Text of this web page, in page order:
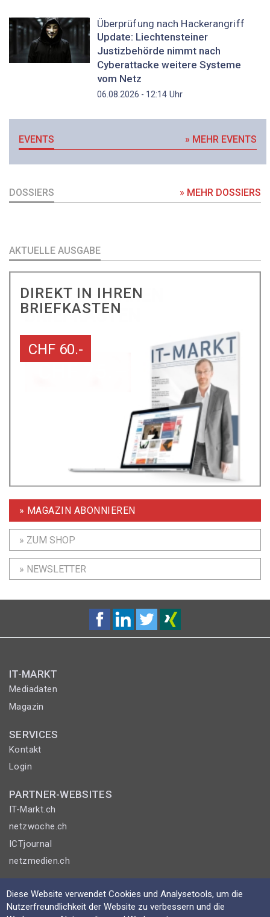
Überprüfung nach Hackerangriff
Update: Liechtensteiner
Justizbehörde nimmt nach
Cyberattacke weitere Systeme
vom Netz
06.08.2026 - 12:14Uhr
EVENTS » MEHR EVENTS
DOSSIERS » MEHR DOSSIERS
AKTUELLE AUSGABE
DIREKT IN IHREN
BRIEFKASTEN
CHF 60.-
» MAGAZIN ABONNIEREN
» ZUM SHOP
» NEWSLETTER
IT-MARKT
Mediadaten
Magazin
SERVICES
Kontakt
Login
PARTNER-WEBSITES
IT-Markt.ch
netzwoche.ch
ICTjournal
netzmedien.ch
© NETZMEDIEN AG 2026
Impressum
Diese Website verwendet Cookies und Analysetools, um die
Nutzerfreundlichkeit der Website zu verbessern und die